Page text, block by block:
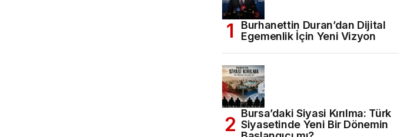
Burhanettin Duran’dan Dijital
Egemenlik İçin Yeni Vizyon
Bursa’daki Siyasi Kırılma: Türk
Siyasetinde Yeni Bir Dönemin